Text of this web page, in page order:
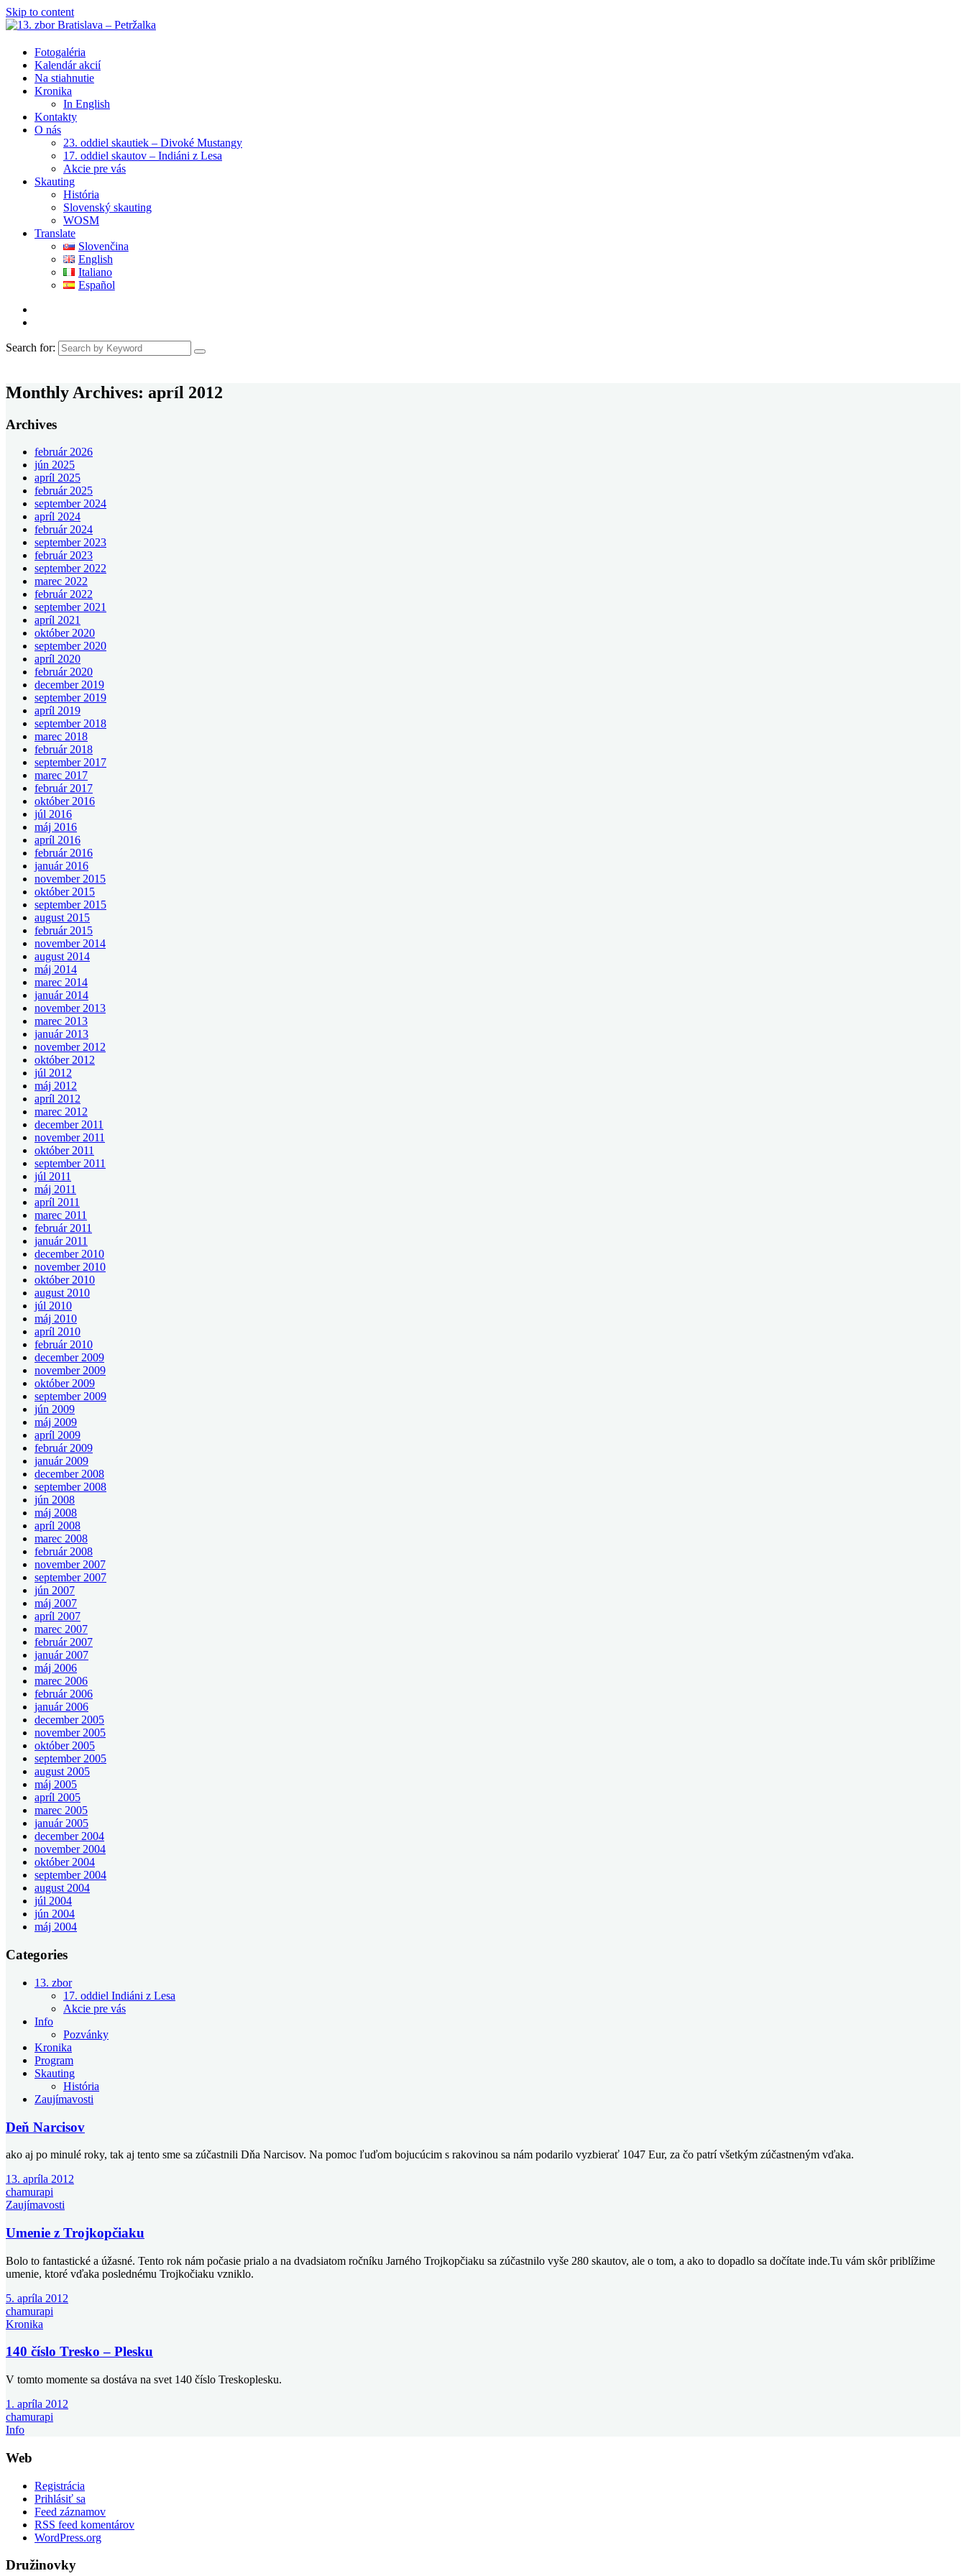
Skip to content
Fotogaléria
Kalendár akcií
Na stiahnutie
Kronika
In English
Kontakty
O nás
23. oddiel skautiek – Divoké Mustangy
17. oddiel skautov – Indiáni z Lesa
Akcie pre vás
Skauting
História
Slovenský skauting
WOSM
Translate
Slovenčina
English
Italiano
Español
Search for:
Monthly Archives: apríl 2012
Archives
február 2026
jún 2025
apríl 2025
február 2025
september 2024
apríl 2024
február 2024
september 2023
február 2023
september 2022
marec 2022
február 2022
september 2021
apríl 2021
október 2020
september 2020
apríl 2020
február 2020
december 2019
september 2019
apríl 2019
september 2018
marec 2018
február 2018
september 2017
marec 2017
február 2017
október 2016
júl 2016
máj 2016
apríl 2016
február 2016
január 2016
november 2015
október 2015
september 2015
august 2015
február 2015
november 2014
august 2014
máj 2014
marec 2014
január 2014
november 2013
marec 2013
január 2013
november 2012
október 2012
júl 2012
máj 2012
apríl 2012
marec 2012
december 2011
november 2011
október 2011
september 2011
júl 2011
máj 2011
apríl 2011
marec 2011
február 2011
január 2011
december 2010
november 2010
október 2010
august 2010
júl 2010
máj 2010
apríl 2010
február 2010
december 2009
november 2009
október 2009
september 2009
jún 2009
máj 2009
apríl 2009
február 2009
január 2009
december 2008
september 2008
jún 2008
máj 2008
apríl 2008
marec 2008
február 2008
november 2007
september 2007
jún 2007
máj 2007
apríl 2007
marec 2007
február 2007
január 2007
máj 2006
marec 2006
február 2006
január 2006
december 2005
november 2005
október 2005
september 2005
august 2005
máj 2005
apríl 2005
marec 2005
január 2005
december 2004
november 2004
október 2004
september 2004
august 2004
júl 2004
jún 2004
máj 2004
Categories
13. zbor
17. oddiel Indiáni z Lesa
Akcie pre vás
Info
Pozvánky
Kronika
Program
Skauting
História
Zaujímavosti
Deň Narcisov
ako aj po minulé roky, tak aj tento sme sa zúčastnili Dňa Narcisov. Na pomoc ľuďom bojucúcim s rakovinou sa nám podarilo vyzbierať 1047 Eur, za čo patrí všetkým zúčastneným vďaka.
13. apríla 2012
chamurapi
Zaujímavosti
Umenie z Trojkopčiaku
Bolo to fantastické a úžasné. Tento rok nám počasie prialo a na dvadsiatom ročníku Jarného Trojkopčiaku sa zúčastnilo vyše 280 skautov, ale o tom, a ako to dopadlo sa dočítate inde.Tu vám skôr priblížime
umenie, ktoré vďaka poslednému Trojkočiaku vzniklo.
5. apríla 2012
chamurapi
Kronika
140 číslo Tresko – Plesku
V tomto momente sa dostáva na svet 140 číslo Treskoplesku.
1. apríla 2012
chamurapi
Info
Web
Registrácia
Prihlásiť sa
Feed záznamov
RSS feed komentárov
WordPress.org
Družinovky